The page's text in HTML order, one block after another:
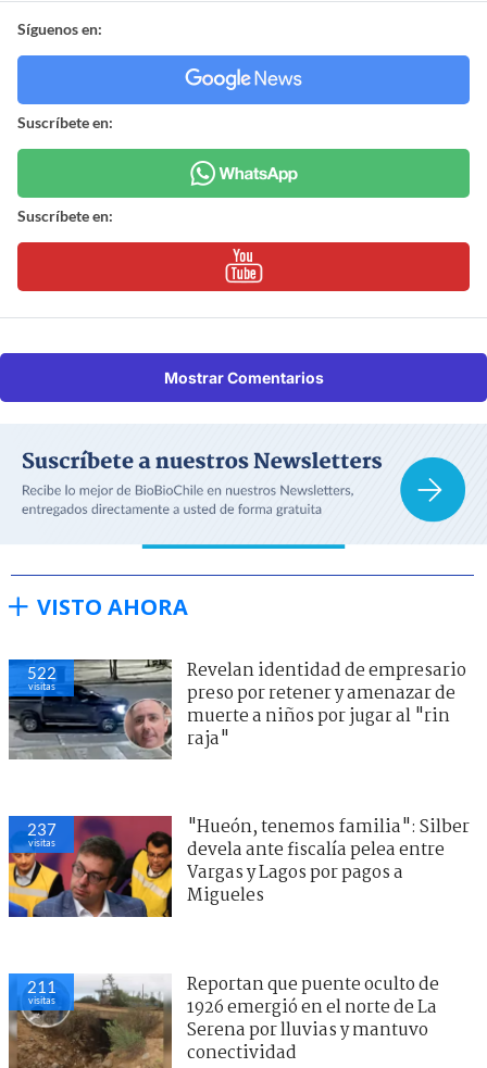
Síguenos en:
Suscríbete en:
Suscríbete en:
Mostrar Comentarios
VISTO AHORA
522
visitas
Revelan identidad de empresario
preso por retener y amenazar de
muerte a niños por jugar al "rin
raja"
237
visitas
"Hueón, tenemos familia": Silber
devela ante fiscalía pelea entre
Vargas y Lagos por pagos a
Migueles
211
visitas
Reportan que puente oculto de
1926 emergió en el norte de La
Serena por lluvias y mantuvo
conectividad